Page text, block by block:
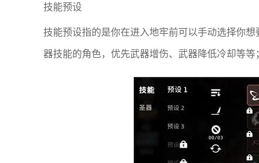
技能预设
技能预设指的是你在进入地牢前可以手动选择你
器技能的角色，优先武器增伤、武器降低冷却等